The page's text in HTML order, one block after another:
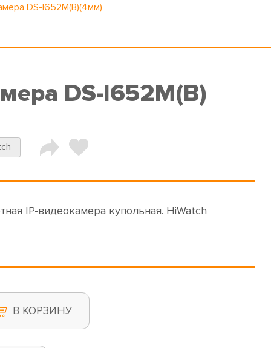
DS-I652M(B)(4мм)
DS-I652M(B)
IP-видеокамера купольная. HiWatch
В КОРЗИНУ